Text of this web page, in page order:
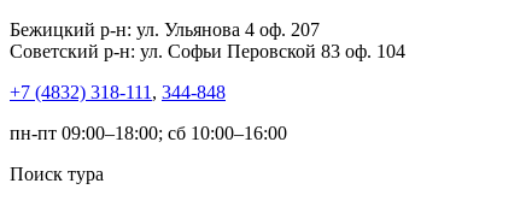
Бежицкий р-н: ул. Ульянова 4 оф. 207
Советский р-н: ул. Софьи Перовской 83 оф. 104
+7 (4832) 318-111 , 344-848
пн-пт 09:00–18:00; сб 10:00–16:00
Поиск тура